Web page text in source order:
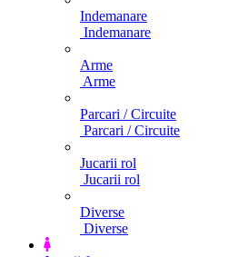
Indemanare
Indemanare
Arme
Arme
Parcari / Circuite
Parcari / Circuite
Jucarii rol
Jucarii rol
Diverse
Diverse